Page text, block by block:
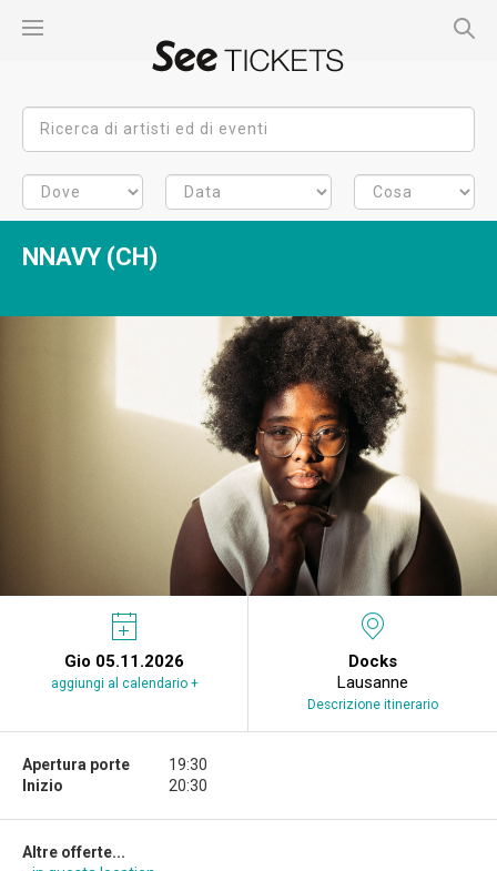
NNAVY (CH)
Gio 05.11.2026
aggiungi al calendario +
Docks
Lausanne
Descrizione itinerario
Apertura porte
Inizio
19:30
20:30
Altre offerte...